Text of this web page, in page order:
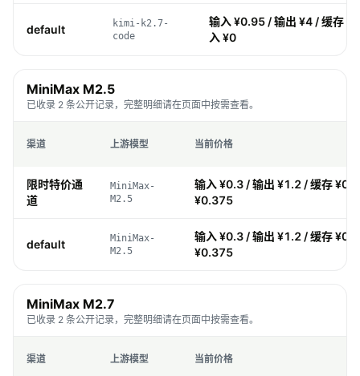
default
kimi-k2.7-
code
输入 ¥0.95 / 输出 ¥4 / 缓存
入 ¥0
MiniMax M2.5
已收录 2 条公开记录，完整明细请在页面中按需查看。
渠道 上游模型 当前价格
限时特价通
道
MiniMax-
M2.5
输入 ¥0.3 / 输出 ¥1.2 / 缓存
¥0.375
default
MiniMax-
M2.5
输入 ¥0.3 / 输出 ¥1.2 / 缓存
¥0.375
MiniMax M2.7
已收录 2 条公开记录，完整明细请在页面中按需查看。
渠道 上游模型 当前价格